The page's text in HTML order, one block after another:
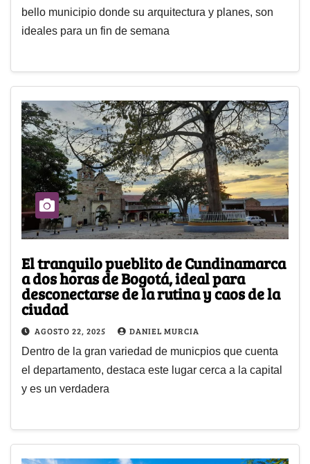
bello municipio donde su arquitectura y planes, son
ideales para un fin de semana
El tranquilo pueblito de Cundinamarca
a dos horas de Bogotá, ideal para
desconectarse de la rutina y caos de la
ciudad
AGOSTO 22, 2025 DANIEL MURCIA
Dentro de la gran variedad de municpios que cuenta
el departamento, destaca este lugar cerca a la capital
y es un verdadera